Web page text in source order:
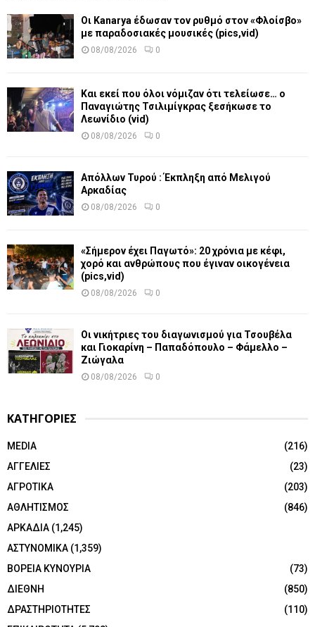
Οι Kanarya έδωσαν τον ρυθμό στον «Φλοίσβο»
με παραδοσιακές μουσικές (pics,vid)
08/08/2026 0
Και εκεί που όλοι νόμιζαν ότι τελείωσε… ο
Παναγιώτης Τσιλιμίγκρας ξεσήκωσε το
Λεωνίδιο (vid)
08/08/2026 0
Απόλλων Τυρού : Έκπληξη από Μελιγού
Αρκαδίας
08/08/2026 0
«Σήμερον έχει Παγωτό»: 20 χρόνια με κέφι,
χορό και ανθρώπους που έγιναν οικογένεια
(pics,vid)
08/08/2026 0
Οι νικήτριες του διαγωνισμού για Τσουβέλα
και Γιοκαρίνη – Παπαδόπουλο – Φάμελλο –
Ζιώγαλα
08/08/2026 0
ΚΑΤΗΓΟΡΙΕΣ
MEDIA
(216)
ΑΓΓΕΛΙΕΣ
(23)
ΑΓΡΟΤΙΚΑ
(203)
ΑΘΛΗΤΙΣΜΟΣ
(846)
ΑΡΚΑΔΙΑ (1,245)
ΑΣΤΥΝΟΜΙΚΑ (1,359)
ΒΟΡΕΙΑ ΚΥΝΟΥΡΙΑ
(73)
ΔΙΕΘΝΗ
(850)
ΔΡΑΣΤΗΡΙΟΤΗΤΕΣ
(110)